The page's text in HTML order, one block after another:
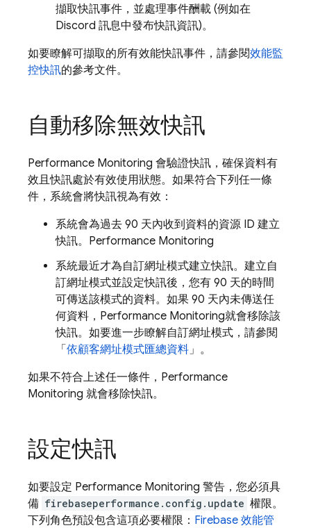
擷取快訊事件，並處理事件酬載 (例如在
Discord 訊息中發布快訊資訊)。
如要瞭解可擷取的所有效能快訊事件，請參閱效能監
控快訊的參考文件。
自動移除無效快訊
Performance Monitoring 會驗證快訊，確保資料有
效且快訊處於有效使用狀態。如果符合下列任一條
件，系統會將快訊視為有效：
系統會為過去 90 天內收到資料的資源 ID 建立
快訊。 Performance Monitoring
系統最近才為自訂網址模式建立快訊。建立自
訂網址模式並設定快訊後，您有 90 天的時間
可傳送該模式的資料。如果 90 天內未傳送任
何資料， Performance Monitoring就會移除該
快訊。如要進一步瞭解自訂網址模式，請參閱
「 依顧客網址模式匯總資料」。
如果不符合上述任一條件， Performance
Monitoring 就會移除快訊。
設定快訊
如要設定 Performance Monitoring 警告，您必須具
備 firebaseperformance.config.update 權限。
下列角色預設包含這項必要權限： Firebase 效能管